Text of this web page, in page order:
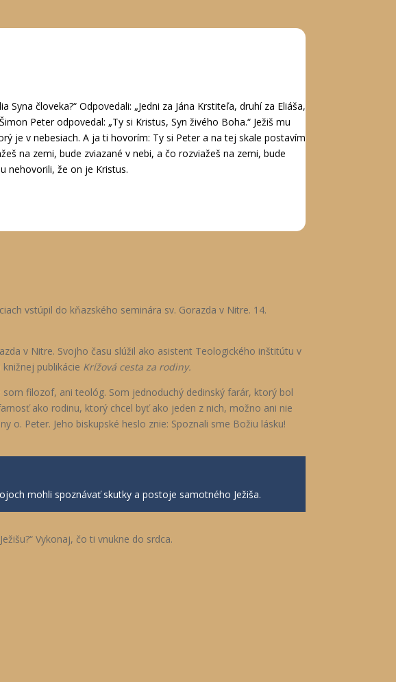
človeka?“ Odpovedali: „Jedni za Jána Krstiteľa, druhí za Eliáša,
Peter odpovedal: „Ty si Kristus, Syn živého Boha.“ Ježiš mu
je v nebesiach. A ja ti hovorím: Ty si Peter a na tej skale postavím
na zemi, bude zviazané v nebi, a čo rozviažeš na zemi, bude
nehovorili, že on je Kristus.
vstúpil do kňazského seminára sv. Gorazda v Nitre. 14.
v Nitre. Svojho času slúžil ako asistent Teologického inštitútu v
publikácie Krížová cesta za rodiny.
filozof, ani teológ. Som jednoduchý dedinský farár, ktorý bol
ako rodinu, ktorý chcel byť ako jeden z nich, možno ani nie
Peter. Jeho biskupské heslo znie: Spoznali sme Božiu lásku!
mohli spoznávať skutky a postoje samotného Ježiša.
Vykonaj, čo ti vnukne do srdca.